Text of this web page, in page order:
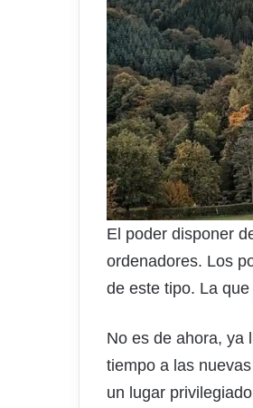
El poder disponer
ordenadores. Los
de este tipo. La
No es de ahora, ya
tiempo a las
un lugar